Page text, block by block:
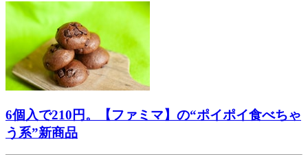
6個入で210円。【ファミマ】の“ポイポイ食べちゃ
う系”新商品